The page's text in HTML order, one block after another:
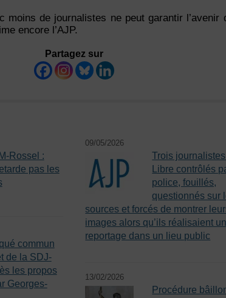
moins de journalistes ne peut garantir l’avenir
encore l’AJP.
Partagez sur
Rossel :
pas les
09/05/2026
Trois
Libre contrôlés
police, fouillés,
questionnés sur
sources et forcés de montrer
images alors qu’ils réalisaient un
reportage dans un lieu public
commun
de la SDJ-
les propos
Georges-
13/02/2026
Procédure